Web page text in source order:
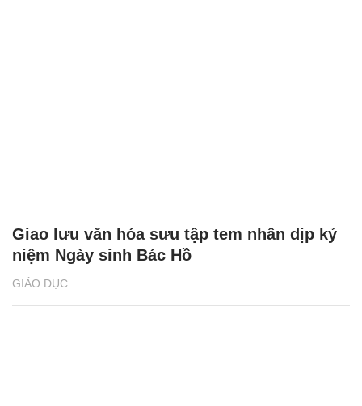
GIÁO DỤC
Giao lưu văn hóa sưu tập tem nhân dịp kỷ
niệm Ngày sinh Bác Hồ